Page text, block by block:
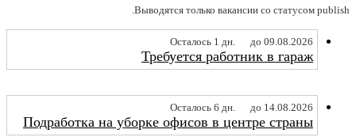
Выводятся только вакансии со статусом publish.
Осталось 1 дн. до 09.08.2026
Требуется работник в гараж
Осталось 6 дн. до 14.08.2026
Подработка на уборке офисов в центре страны